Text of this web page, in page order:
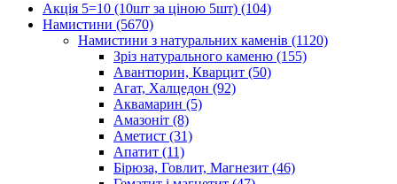
Акція 5=10 (10шт за ціною 5шт) (104)
Намистини (5670)
Намистини з натуральних каменів (1120)
Зріз натурального каменю (155)
Авантюрин, Кварцит (50)
Агат, Халцедон (92)
Аквамарин (5)
Амазоніт (8)
Аметист (31)
Апатит (11)
Бірюза, Говлит, Магнезит (46)